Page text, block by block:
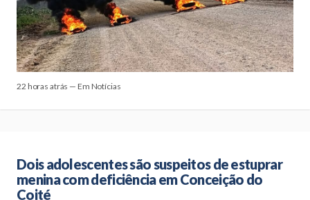
22 horas atrás — Em Notícias
Dois adolescentes são suspeitos de estuprar
menina com deficiência em Conceição do
Coité